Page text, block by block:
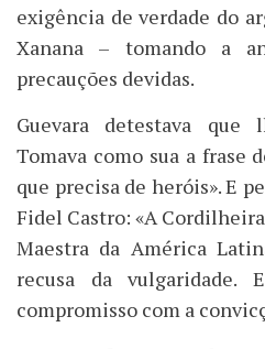
exigência de verdade do
Xanana – tomando a
precauções devidas.
Guevara detestava que
Tomava como sua a frase
que precisa de heróis». E
Fidel Castro: «A
Maestra da América
recusa da vulgaridade.
compromisso com a